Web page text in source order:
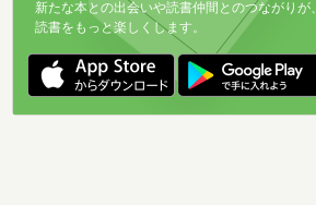
新たな本との出会いや読書仲間とのつながりが
読書をもっと楽しくします。